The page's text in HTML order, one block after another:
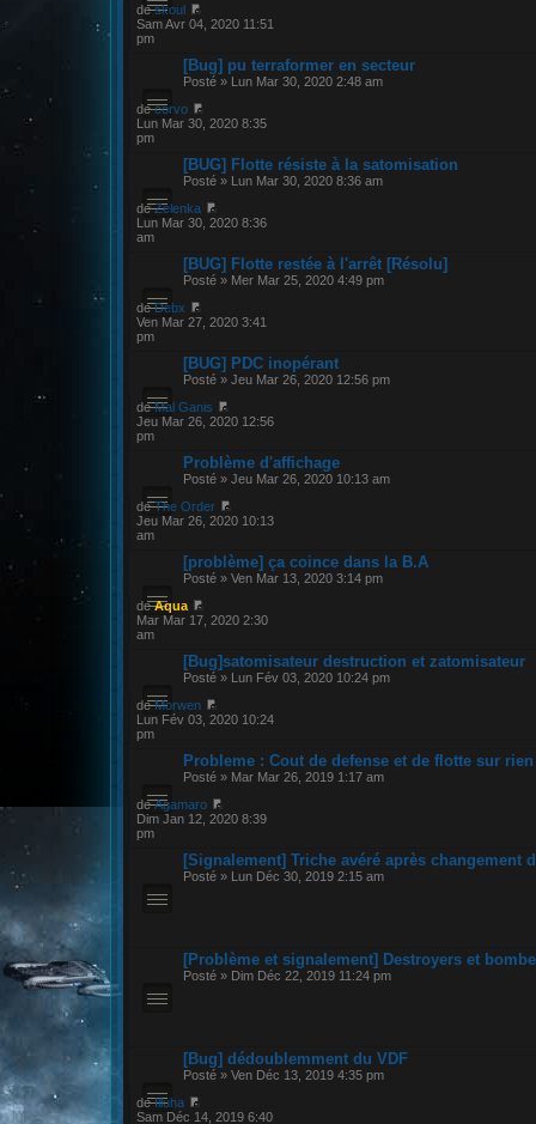
deskoul
Sam Avr 04, 2020 11:51
pm
[Bug] pu terraformer en secteur
Posté » Lun Mar 30, 2020 2:48 am
decorvo
Lun Mar 30, 2020 8:35
pm
[BUG] Flotte résiste à la satomisation
Posté » Lun Mar 30, 2020 8:36 am
deZelenka
Lun Mar 30, 2020 8:36
am
[BUG] Flotte restée à l'arrêt [Résolu]
Posté » Mer Mar 25, 2020 4:49 pm
deDebx
Ven Mar 27, 2020 3:41
pm
[BUG] PDC inopérant
Posté » Jeu Mar 26, 2020 12:56 pm
deMal Ganis
Jeu Mar 26, 2020 12:56
pm
Problème d'affichage
Posté » Jeu Mar 26, 2020 10:13 am
deThe Order
Jeu Mar 26, 2020 10:13
am
[problème] ça coince dans la B.A
Posté » Ven Mar 13, 2020 3:14 pm
deAqua
Mar Mar 17, 2020 2:30
am
[Bug]satomisateur destruction et zatomisateur
Posté » Lun Fév 03, 2020 10:24 pm
deMorwen
Lun Fév 03, 2020 10:24
pm
Probleme : Cout de defense et de flotte sur rien
Posté » Mar Mar 26, 2019 1:17 am
deAgamaro
Dim Jan 12, 2020 8:39
pm
[Signalement] Triche avéré après changement
Posté » Lun Déc 30, 2019 2:15 am
[Problème et signalement] Destroyers et
Posté » Dim Déc 22, 2019 11:24 pm
[Bug] dédoublemment du VDF
Posté » Ven Déc 13, 2019 4:35 pm
deIlluha
Sam Déc 14, 2019 6:40